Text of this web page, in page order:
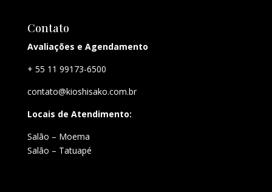
Contato
Avaliações e Agendamento
+ 55 11 99173-6500
contato@kioshisako.com.br
Locais de Atendimento:
Salão – Moema
Salão – Tatuapé